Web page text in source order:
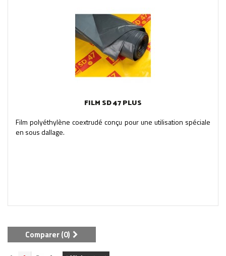
FILM SD 47 PLUS
Film polyéthylène coextrudé conçu pour une utilisation spéciale
en sous dallage.
Comparer (0)